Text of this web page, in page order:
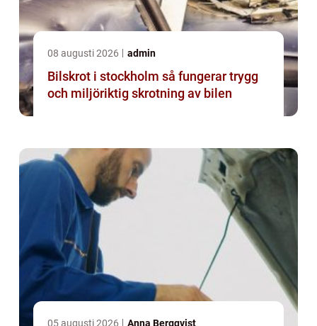
08 augusti 2026 admin
Bilskrot i stockholm så fungerar trygg
och miljöriktig skrotning av bilen
05 augusti 2026 Anna Bergqvist